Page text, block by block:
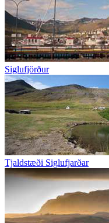
Siglufjörður
Tjaldstæði Siglufjarðar